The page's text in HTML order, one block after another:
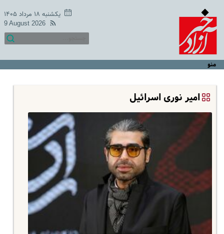
یکشنبه ۱۸ مرداد ۱۴۰۵
9 August 2026
منو
امیر نوری اسرائیل